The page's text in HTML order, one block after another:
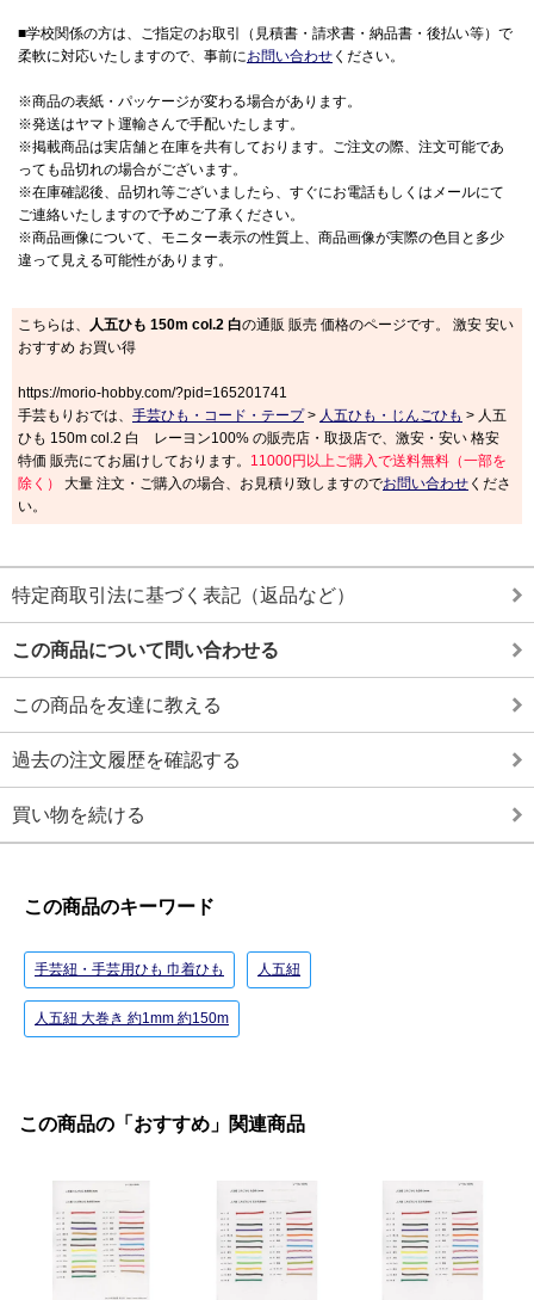
■学校関係の方は、ご指定のお取引（見積書・請求書・納品書・後払い等）で
柔軟に対応いたしますので、事前にお問い合わせ ください。
※商品の表紙・パッケージが変わる場合があります。
※発送はヤマト運輸さんで手配いたします。
※掲載商品は実店舗と在庫を共有しております。ご注文の際、注文可能であ
っても品切れの場合がございます。
※在庫確認後、品切れ等ございましたら、すぐにお電話もしくはメールにて
ご連絡いたしますので予めご了承ください。
※商品画像について、モニター表示の性質上、商品画像が実際の色目と多少
違って見える可能性があります。
こちらは、 人五ひも 150m col.2 白の通販 販売 価格のページです。 激安 安い
おすすめ お買い得
https://morio-hobby.com/?pid=165201741
手芸もりおでは、 手芸ひも・コード・テープ> 人五ひも・じんごひも > 人五
ひも 150m col.2 白 レーヨン100% の販売店・取扱店で、激安・安い 格安
特価 販売にてお届けしております。 11000円以上ご購入で送料無料（一部を
除く）
大量 注文・ご購入の場合、お見積り致しますのでお問い合わせ くださ
い。
特定商取引法に基づく表記（返品など）
この商品について問い合わせる
この商品を友達に教える
過去の注文履歴を確認する
買い物を続ける
この商品のキーワード
手芸紐・手芸用ひも 巾着ひも 人五紐
人五紐 大巻き 約1mm 約150m
この商品の「おすすめ」関連商品